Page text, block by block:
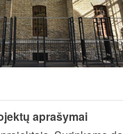
aprašymai